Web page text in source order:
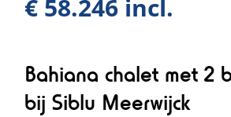
€ 58.246 incl.
Bahiana chalet met 2
bij Siblu Meerwijck